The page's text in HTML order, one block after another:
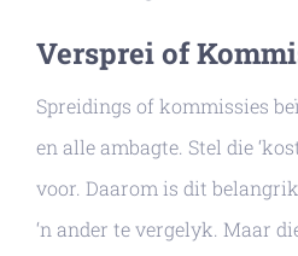
Versprei of
Spreidings of kommissies
en alle ambagte. Stel die
voor. Daarom is dit
‘n ander te vergelyk. Maar